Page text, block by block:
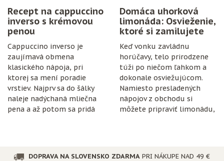
Recept na cappuccino
inverso s krémovou
penou
Cappuccino inverso je
zaujímavá obmena
klasického nápoja, pri
ktorej sa mení poradie
vrstiev. Najprv sa do šálky
naleje nadýchaná mliečna
pena a až potom sa pridá
Domáca uhorková
limonáda: Osvieženie,
ktoré si zamilujete
Keď vonku zavládnu
horúčavy, telo prirodzene
túži po niečom ľahkom a
dokonale osviežujúcom.
Namiesto presladených
nápojov z obchodu si
môžete pripraviť limonádu,
DOPRAVA NA SLOVENSKO ZDARMA PRI NÁKUPE NAD 49 €